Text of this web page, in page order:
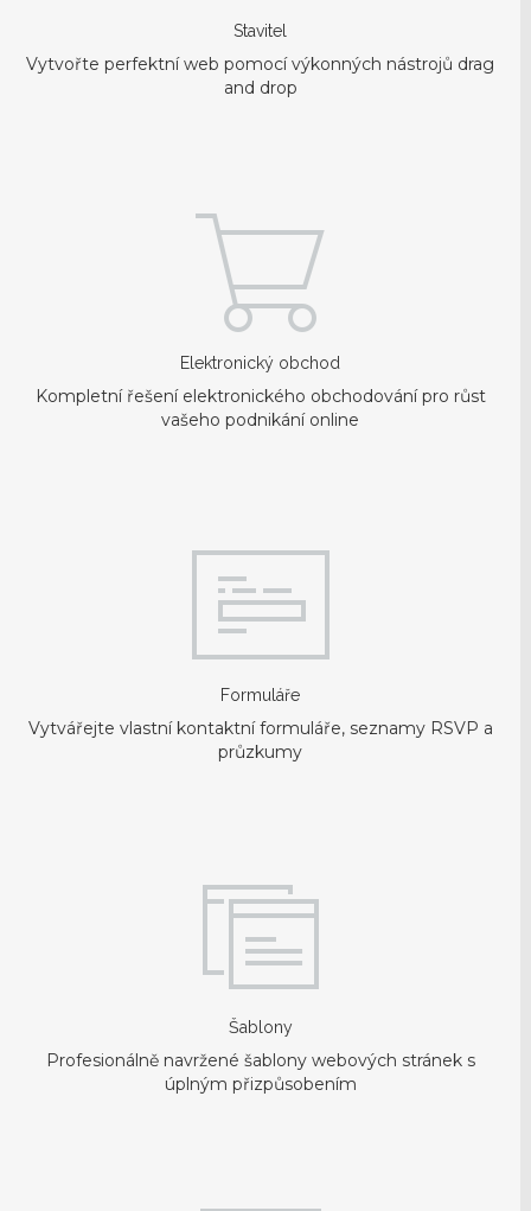
Stavitel
Vytvořte perfektní web pomocí výkonných nástrojů drag
and drop
Elektronický obchod
Kompletní řešení elektronického obchodování pro růst
vašeho podnikání online
Formuláře
Vytvářejte vlastní kontaktní formuláře, seznamy RSVP a
průzkumy
Šablony
Profesionálně navržené šablony webových stránek s
úplným přizpůsobením